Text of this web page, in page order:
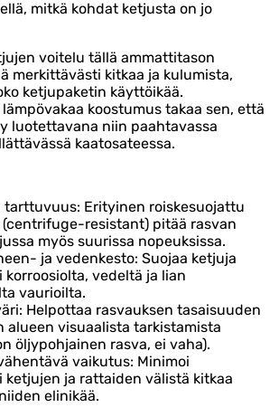
mitkä kohdat ketjusta on jo
voitelu tällä ammattitason
merkittävästi kitkaa ja kulumista,
ketjupaketin käyttöikää.
koostumus takaa sen, että
luotettavana niin paahtavassa
kaatosateessa.
tarttuvuus: Erityinen roiskesuojattu
(centrifuge-resistant) pitää rasvan
myös suurissa nopeuksissa.
ja vedenkesto: Suojaa ketjuja
korroosiolta, vedeltä ja lian
vaurioilta.
Helpottaa rasvauksen tasaisuuden
alueen visuaalista tarkistamista
öljypohjainen rasva, ei vaha).
vaikutus: Minimoi
ketjujen ja rattaiden välistä kitkaa
elinikää.